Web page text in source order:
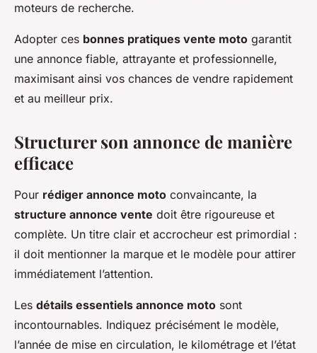
moteurs de recherche.
Adopter ces bonnes pratiques vente moto garantit
une annonce fiable, attrayante et professionnelle,
maximisant ainsi vos chances de vendre rapidement
et au meilleur prix.
Structurer son annonce de manière
efficace
Pour rédiger annonce moto convaincante, la
structure annonce vente doit être rigoureuse et
complète. Un titre clair et accrocheur est primordial :
il doit mentionner la marque et le modèle pour attirer
immédiatement l’attention.
Les détails essentiels annonce moto sont
incontournables. Indiquez précisément le modèle,
l’année de mise en circulation, le kilométrage et l’état